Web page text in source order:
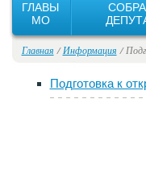
ГЛАВЫ
MO
Главная /Информация /
Подготовка к